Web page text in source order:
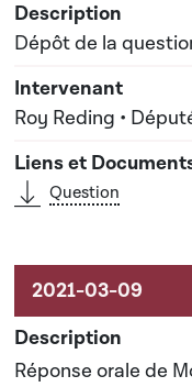
Dépôt de la
Roy Reding •
Question
Réponse orale de